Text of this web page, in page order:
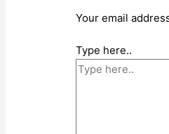
Your email
Type here..